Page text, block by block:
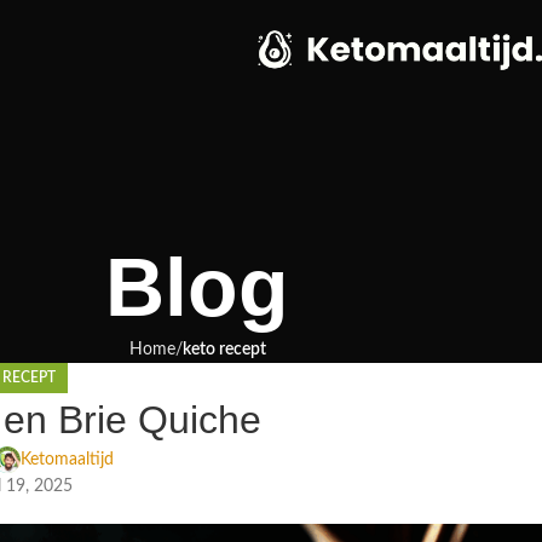
Blog
Home keto recept
Brie Quiche
Ketomaaltijd
19, 2025